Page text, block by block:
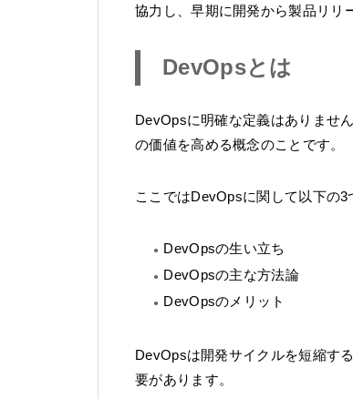
協力し、早期に開発から製品リリ
DevOpsとは
DevOpsに明確な定義はありませ
の価値を高める概念のことです。
ここではDevOpsに関して以下の3
DevOpsの生い立ち
DevOpsの主な方法論
DevOpsのメリット
DevOpsは開発サイクルを短縮す
要があります。